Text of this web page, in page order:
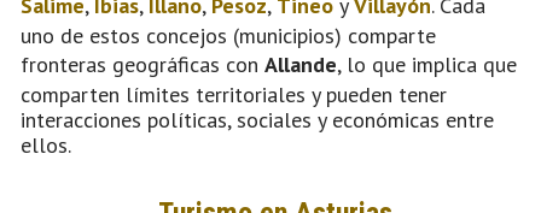
uno de estos concejos (municipios) comparte
fronteras geográficas con Allande, lo que implica que
comparten límites territoriales y pueden tener
interacciones políticas, sociales y económicas entre
ellos.